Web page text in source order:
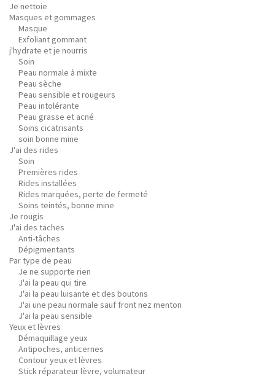
Je nettoie
Masques et gommages
Masque
Exfoliant gommant
j'hydrate et je nourris
Soin
Peau normale à mixte
Peau sèche
Peau sensible et rougeurs
Peau intolérante
Peau grasse et acné
Soins cicatrisants
soin bonne mine
J'ai des rides
Soin
Premières rides
Rides installées
Rides marquées, perte de fermeté
Soins teintés, bonne mine
Je rougis
J'ai des taches
Anti-tâches
Dépigmentants
Par type de peau
Je ne supporte rien
J'ai la peau qui tire
J'ai la peau luisante et des boutons
J'ai une peau normale sauf front nez menton
J'ai la peau sensible
Yeux et lèvres
Démaquillage yeux
Antipoches, anticernes
Contour yeux et lèvres
Stick réparateur lèvre, volumateur